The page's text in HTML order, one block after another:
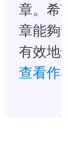
章。希
章能夠
有效地
題。…
查看作